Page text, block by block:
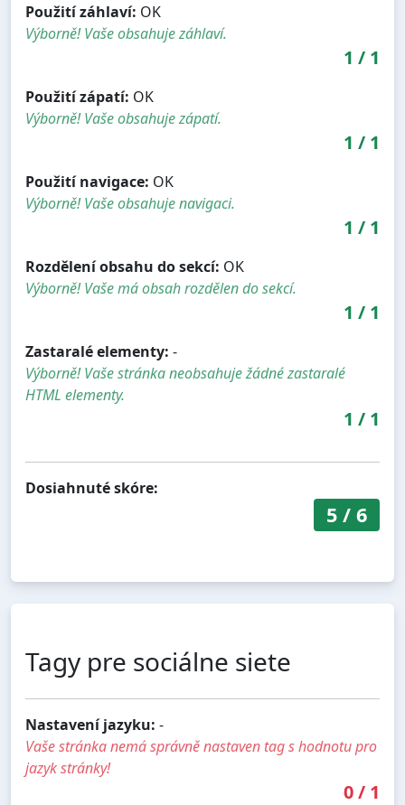
Použití záhlaví: OK
Výborně! Vaše obsahuje záhlaví.
1 / 1
Použití zápatí: OK
Výborně! Vaše obsahuje zápatí.
1 / 1
Použití navigace: OK
Výborně! Vaše obsahuje navigaci.
1 / 1
Rozdělení obsahu do sekcí: OK
Výborně! Vaše má obsah rozdělen do sekcí.
1 / 1
Zastaralé elementy: -
Výborně! Vaše stránka neobsahuje žádné zastaralé
HTML elementy.
1 / 1
Dosiahnuté skóre:
5/ 6
Tagy pre sociálne siete
Nastavení jazyku: -
Vaše stránka nemá správně nastaven tag s hodnotu pro
jazyk stránky!
0/ 1